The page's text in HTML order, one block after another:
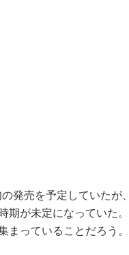
発売を予定していたが
期が未定になっていた
まっていることだろう